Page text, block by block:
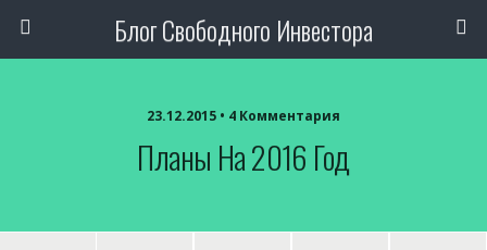
Блог Свободного Инвестора
23.12.2015 • 4 Комментария
Планы На 2016 Год